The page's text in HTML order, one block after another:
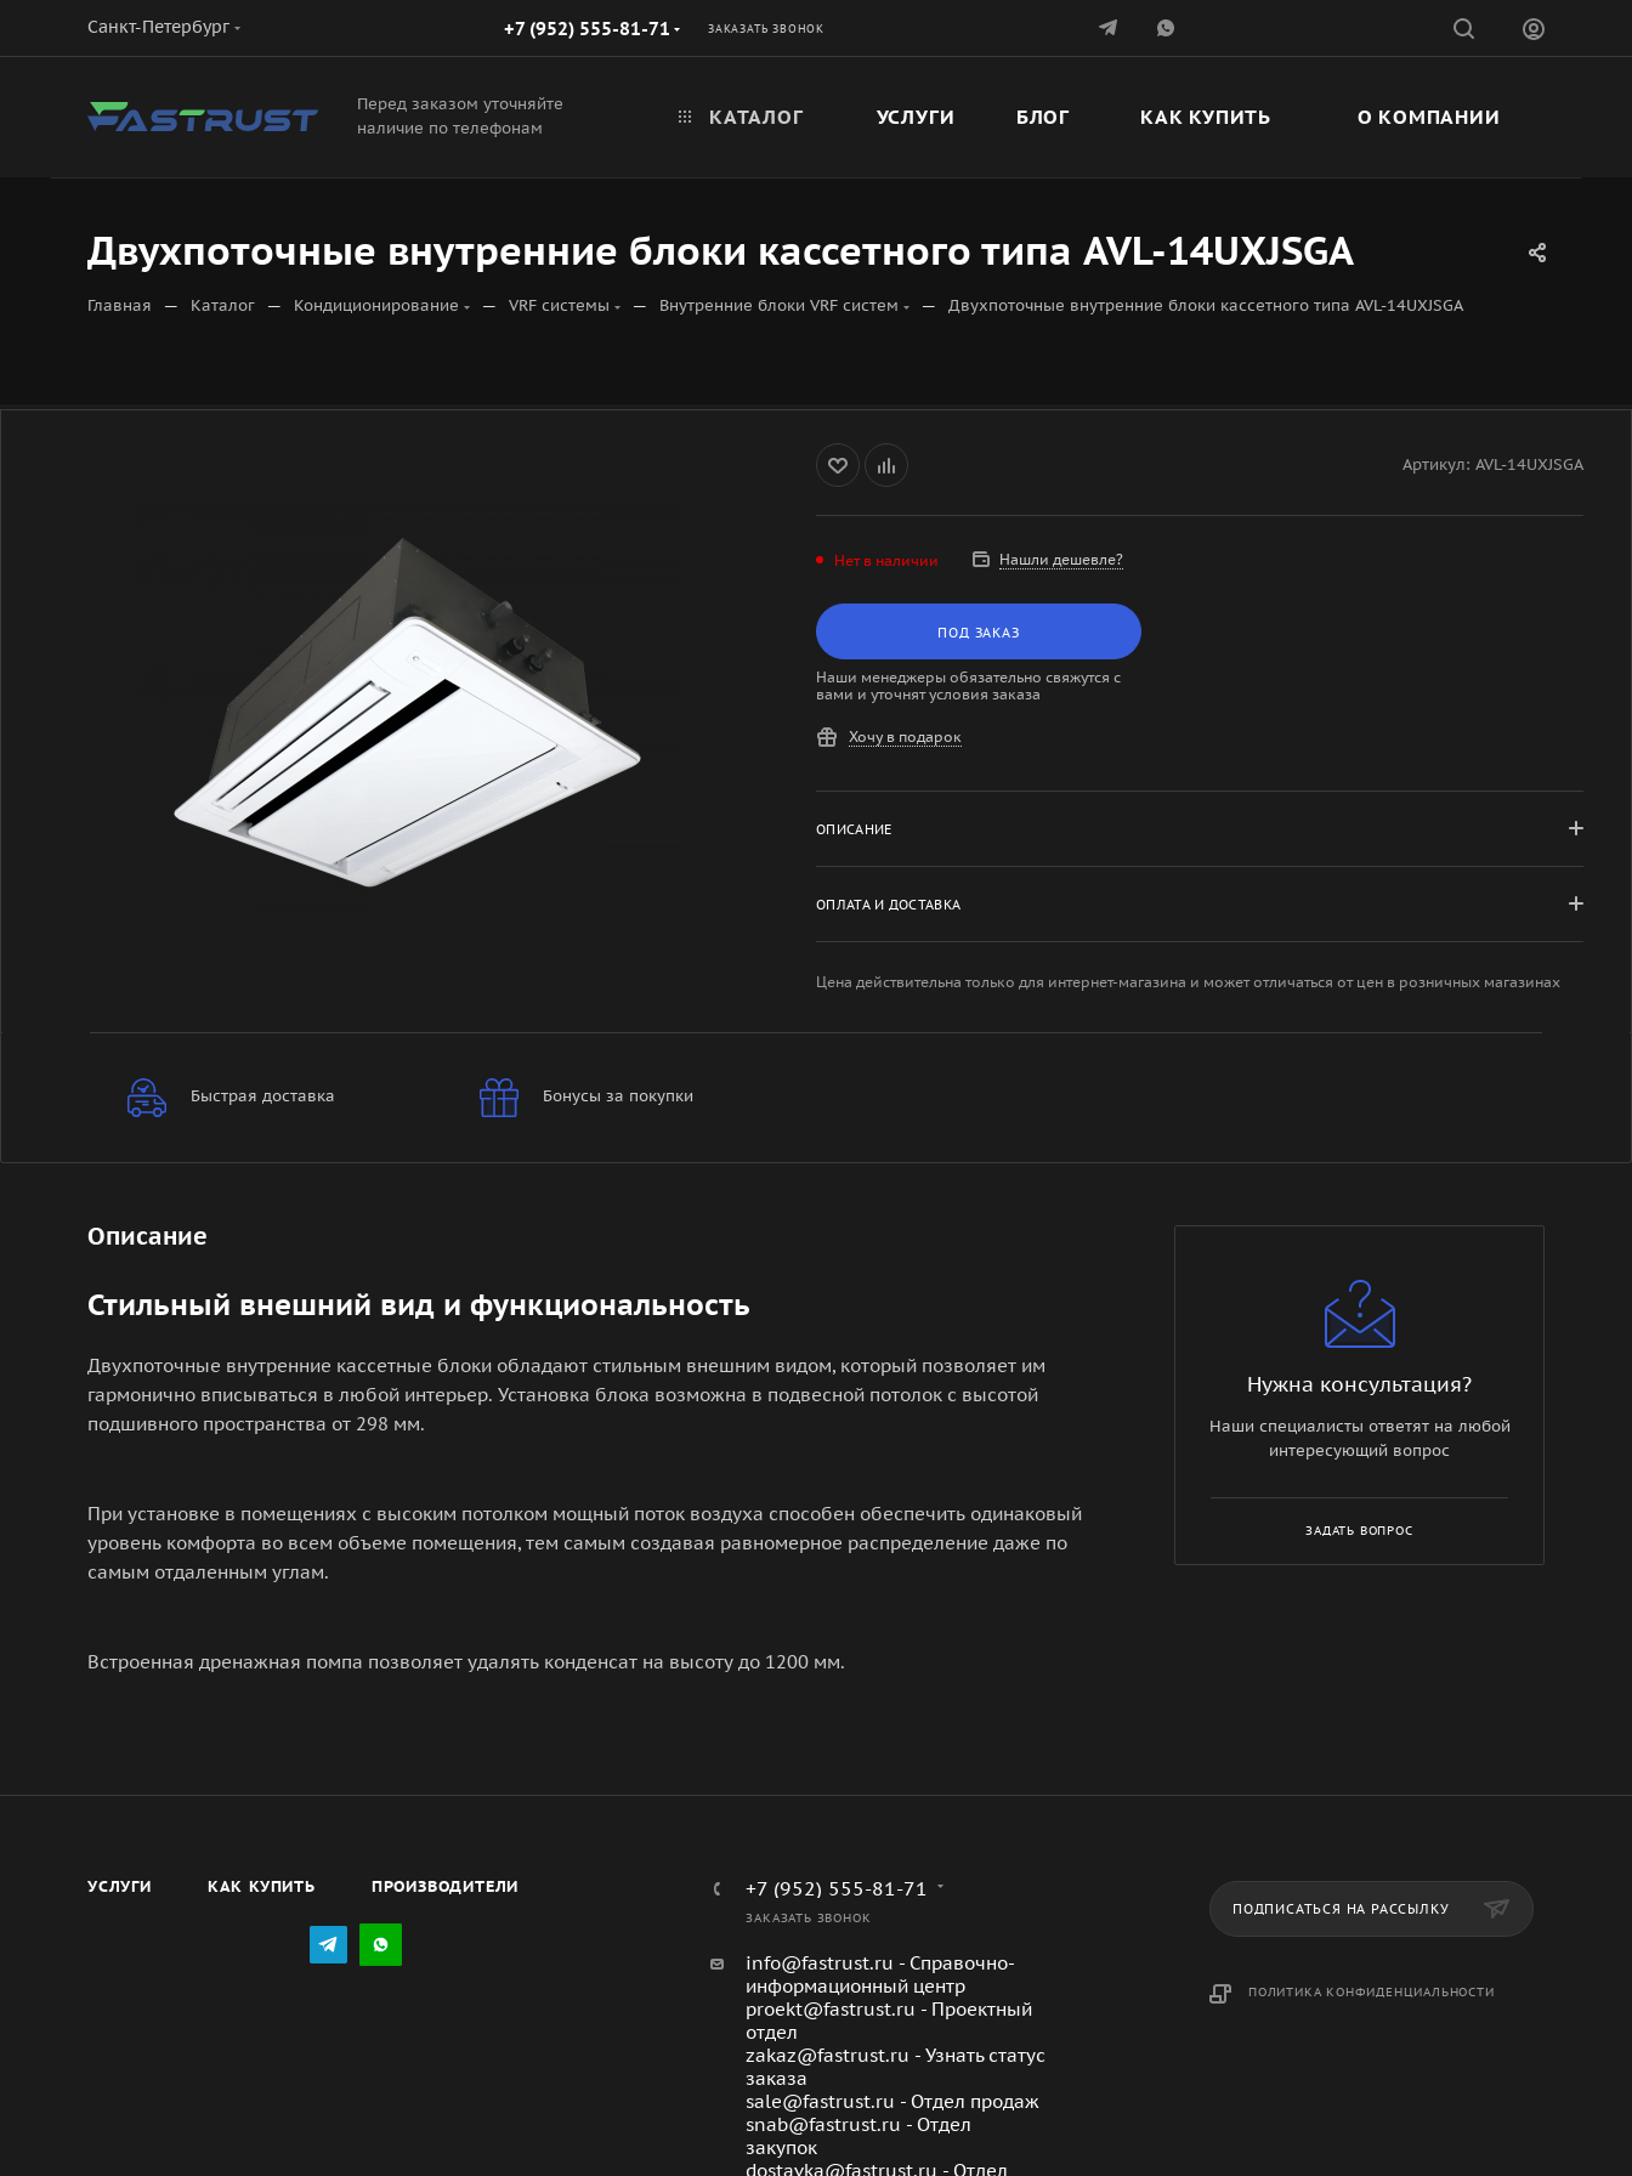
Санкт-Петербург +7 (952) 555-81-71 ЗАКАЗАТЬ ЗВОНОК
Перед заказом уточняйте
наличие по телефонам
КАТАЛОГ УСЛУГИ БЛОГ КАК КУПИТЬ О КОМПАНИИ
Двухпоточные внутренние блоки кассетного типа AVL-14UXJSGA
Главная — Каталог — Кондиционирование — VRF системы — Внутренние блоки VRF систем — Двухпоточные внутренние блоки кассетного типа AVL-14UXJSGA
Артикул: AVL-14UXJSGA
Нет в наличии Нашли дешевле?
ПОД ЗАКАЗ
Наши менеджеры обязательно свяжутся с
вами и уточнят условия заказа
Хочу в подарок
ОПИСАНИЕ
ОПЛАТА И ДОСТАВКА
Цена действительна только для интернет-магазина и может отличаться от цен в розничных магазинах
Быстрая доставка Бонусы за покупки
Описание
Стильный внешний вид и функциональность
Двухпоточные внутренние кассетные блоки обладают стильным внешним видом, который позволяет им
гармонично вписываться в любой интерьер. Установка блока возможна в подвесной потолок с высотой
подшивного пространства от 298 мм.
При установке в помещениях с высоким потолком мощный поток воздуха способен обеспечить одинаковый
уровень комфорта во всем объеме помещения, тем самым создавая равномерное распределение даже по
самым отдаленным углам.
Встроенная дренажная помпа позволяет удалять конденсат на высоту до 1200 мм.
Нужна консультация?
Наши специалисты ответят на любой
интересующий вопрос
ЗАДАТЬ ВОПРОС
УСЛУГИ КАК КУПИТЬ ПРОИЗВОДИТЕЛИ +7 (952) 555-81-71
ЗАКАЗАТЬ ЗВОНОК
info@fastrust.ru - Справочно-
информационный центр
proekt@fastrust.ru - Проектный
отдел
zakaz@fastrust.ru - Узнать статус
заказа
sale@fastrust.ru - Отдел продаж
snab@fastrust.ru - Отдел
закупок
dostavka@fastrust.ru - Отдел
ПОДПИСАТЬСЯ НА РАССЫЛКУ
ПОЛИТИКА КОНФИДЕНЦИАЛЬНОСТИ